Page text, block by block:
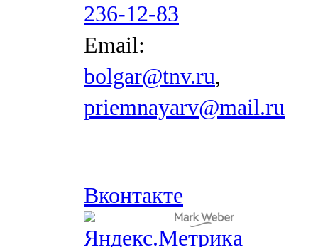
236-12-83
Email:
bolgar@tnv.ru,
priemnayarv@mail.ru
Вконтакте